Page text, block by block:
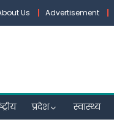
Us Advertisement
प्रदेश स्वास्थ्य